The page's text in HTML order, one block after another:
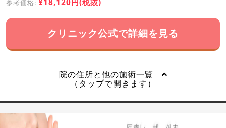
参考価格:
クリニック公式で詳細を見る
院の住所と他の施術一覧
（タップで開きます）